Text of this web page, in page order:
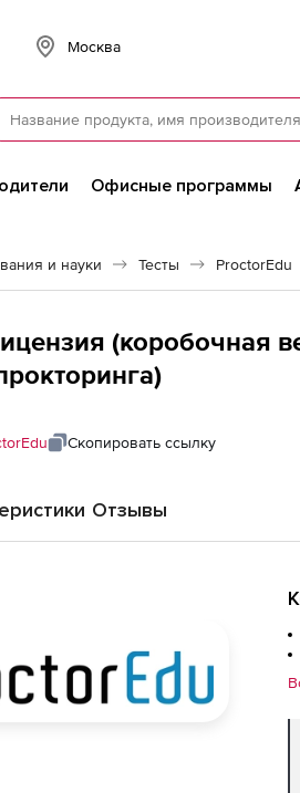
Москва
Офисные программы
и науки Тесты ProctorEdu
(коробочная
Скопировать ссылку
Отзывы